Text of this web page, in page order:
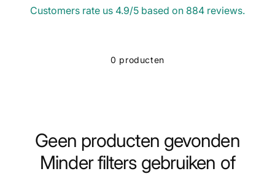
Customers rate us 4.9/5 based on 884 reviews.
0 producten
Geen producten gevonden
Minder filters gebruiken of